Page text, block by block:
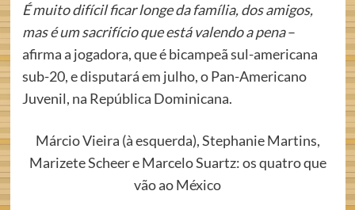
É muito difícil ficar longe da família, dos amigos,
mas é um sacrifício que está valendo a pena–
afirma a jogadora, que é bicampeã sul-americana
sub-20, e disputará em julho, o Pan-Americano
Juvenil, na República Dominicana.
Márcio Vieira (à esquerda), Stephanie Martins,
Marizete Scheer e Marcelo Suartz: os quatro que
vão ao México